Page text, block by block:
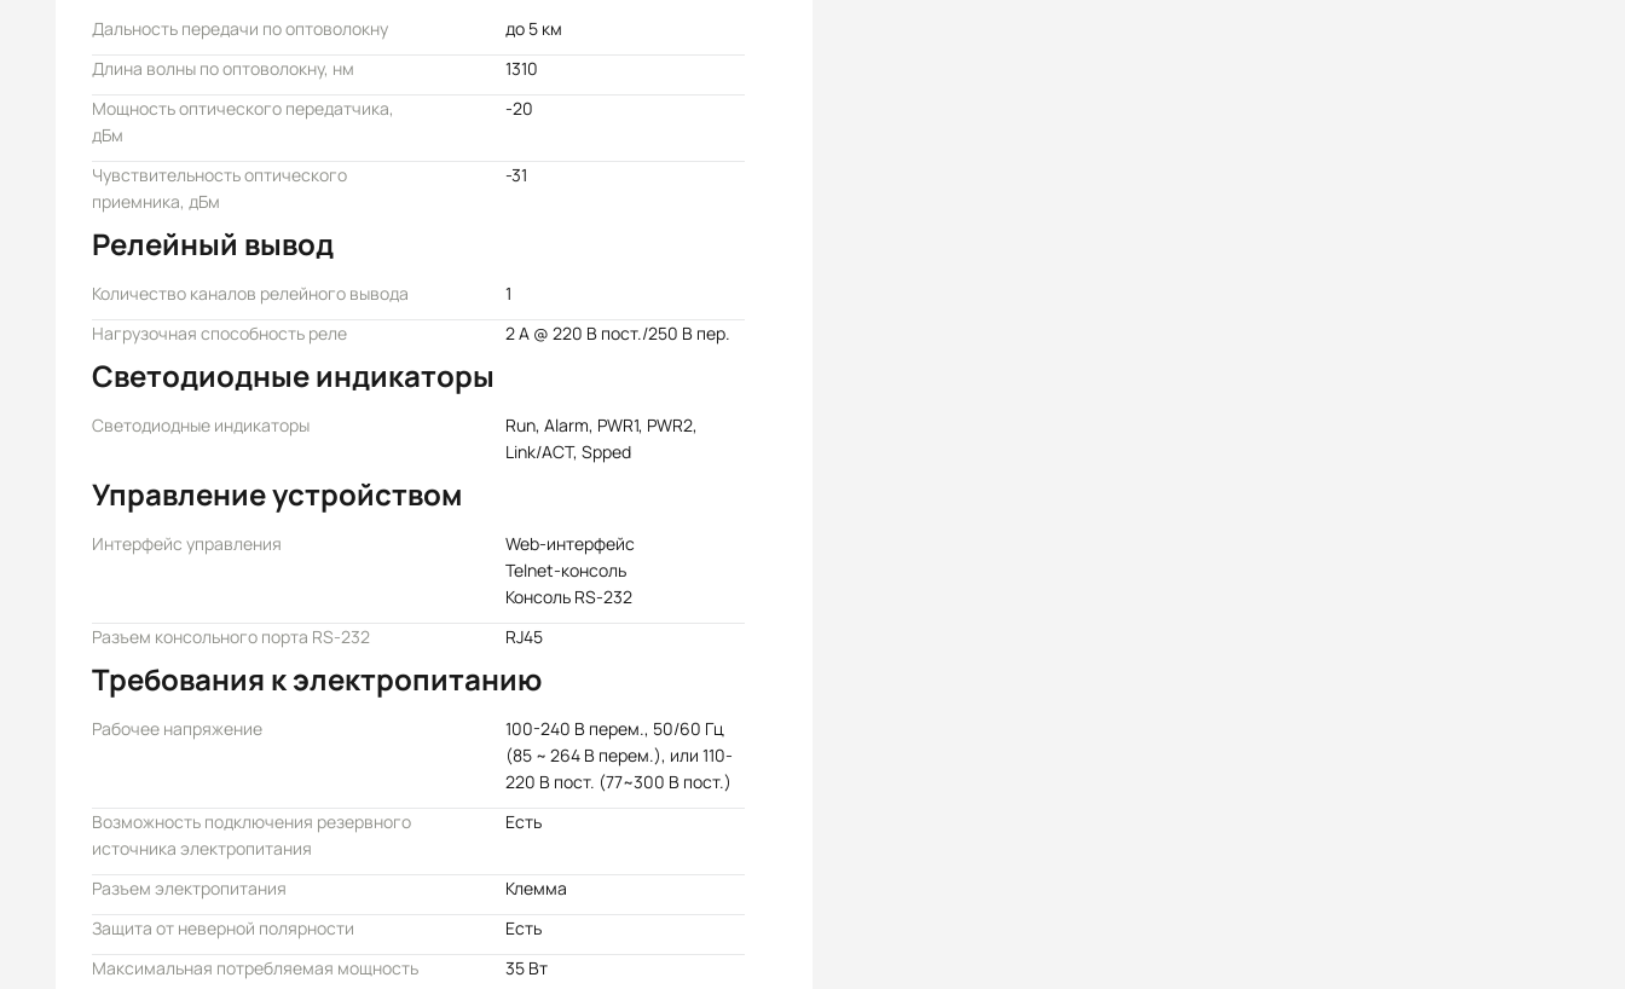
Дальность передачи по оптоволокну
до 5 км
Длина волны по оптоволокну, нм
1310
Мощность оптического передатчика,
дБм
-20
Чувствительность оптического
приемника, дБм
-31
Релейный вывод
Количество каналов релейного вывода
1
Нагрузочная способность реле
2 А @ 220 В пост./250 В пер.
Светодиодные индикаторы
Светодиодные индикаторы
Run, Alarm, PWR1, PWR2,
Link/ACT, Spped
Управление устройством
Интерфейс управления
Web-интерфейс
Telnet-консоль
Консоль RS-232
Разъем консольного порта RS-232
RJ45
Требования к электропитанию
Рабочее напряжение
100-240 В перем., 50/60 Гц
(85 ~ 264 В перем.), или 110-
220 В пост. (77~300 В пост.)
Возможность подключения резервного
источника электропитания
Есть
Разъем электропитания
Клемма
Защита от неверной полярности
Есть
Максимальная потребляемая мощность
35 Вт